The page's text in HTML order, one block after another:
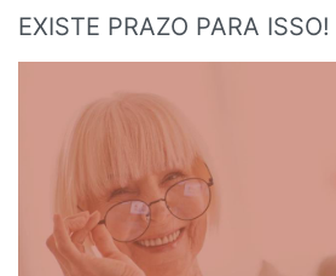
EXISTE PRAZO PARA ISSO!